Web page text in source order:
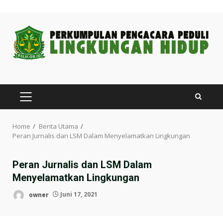
content
PRIMARY
MENU
Home
Berita Utama
Peran Jurnalis dan LSM Dalam Menyelamatkan Lingkungan
Peran Jurnalis dan LSM Dalam
Menyelamatkan Lingkungan
owner Juni 17, 2021